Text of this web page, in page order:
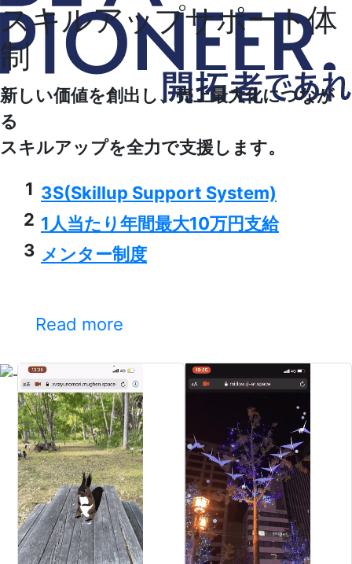
スキルアップサポート体
制
新しい価値を創出し、売上最大化につなが
る
スキルアップを全力で支援します。
1 3S(Skillup Support System)
2 1人当たり年間最大10万円支給
3 メンター制度
Read more